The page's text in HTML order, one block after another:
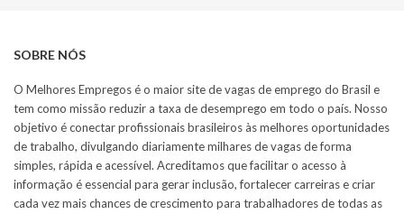
SOBRE NÓS
O Melhores Empregos é o maior site de vagas de emprego do Brasil e
tem como missão reduzir a taxa de desemprego em todo o país. Nosso
objetivo é conectar profissionais brasileiros às melhores oportunidades
de trabalho, divulgando diariamente milhares de vagas de forma
simples, rápida e acessível. Acreditamos que facilitar o acesso à
informação é essencial para gerar inclusão, fortalecer carreiras e criar
cada vez mais chances de crescimento para trabalhadores de todas as